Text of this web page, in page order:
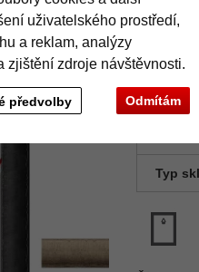
uživatelského prostředí,
a reklam, analýzy
zjištění zdroje návštěvnosti.
Odmítám
předvolby
míru
Typ